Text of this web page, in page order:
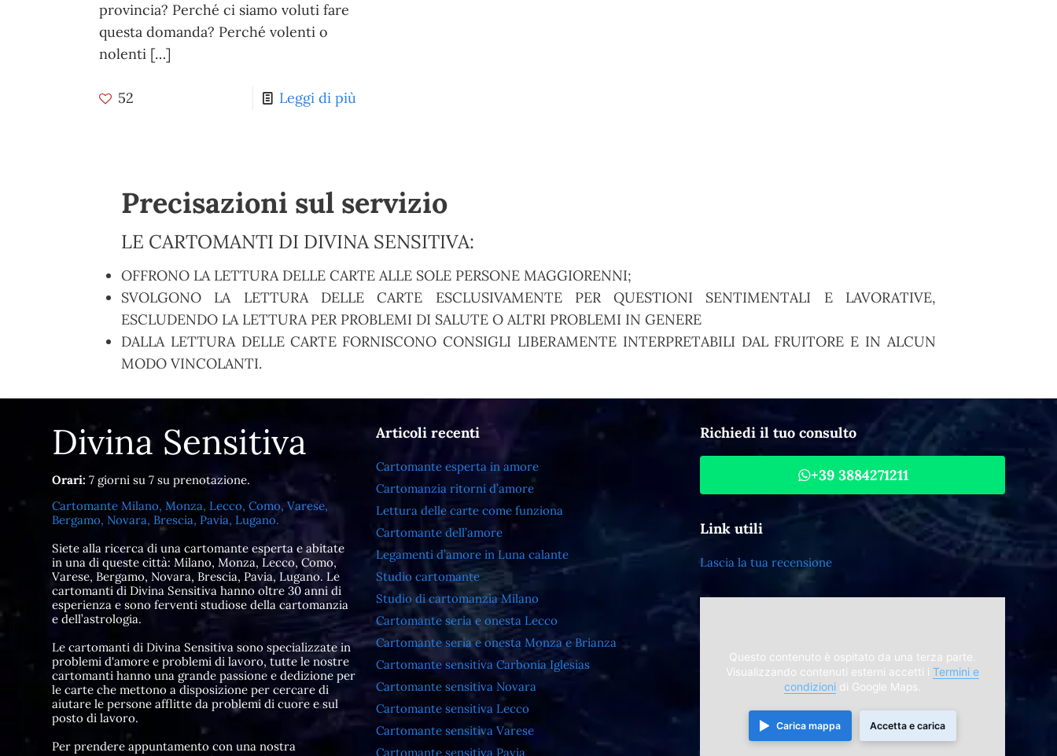
provincia? Perché ci siamo voluti fare
questa domanda? Perché volenti o
nolenti[…]
52 Leggi di più
Precisazioni sul servizio
LE CARTOMANTI DI DIVINA SENSITIVA:
OFFRONO LA LETTURA DELLE CARTE ALLE SOLE PERSONE MAGGIORENNI;
SVOLGONO LA LETTURA DELLE CARTE ESCLUSIVAMENTE PER QUESTIONI SENTIMENTALI E LAVORATIVE,
ESCLUDENDO LA LETTURA PER PROBLEMI DI SALUTE O ALTRI PROBLEMI IN GENERE
DALLA LETTURA DELLE CARTE FORNISCONO CONSIGLI LIBERAMENTE INTERPRETABILI DAL FRUITORE E IN ALCUN
MODO VINCOLANTI.
Divina Sensitiva
Orari: 7 giorni su 7 su prenotazione.
Cartomante Milano, Monza, Lecco, Como, Varese,
Bergamo, Novara, Brescia, Pavia, Lugano.
Siete alla ricerca di una cartomante esperta e abitate
in una di queste città: Milano, Monza, Lecco, Como,
Varese, Bergamo, Novara, Brescia, Pavia, Lugano. Le
cartomanti di Divina Sensitiva hanno oltre 30 anni di
esperienza e sono ferventi studiose della cartomanzia
e dell’astrologia.
Le cartomanti di Divina Sensitiva sono specializzate in
problemi d'amore e problemi di lavoro, tutte le nostre
cartomanti hanno una grande passione e dedizione per
le carte che mettono a disposizione per cercare di
aiutare le persone afflitte da problemi di cuore e sul
posto di lavoro.
Per prendere appuntamento con una nostra
Articoli recenti
Cartomante esperta in amore
Cartomanzia ritorni d’amore
Lettura delle carte come funziona
Cartomante dell’amore
Legamenti d’amore in Luna calante
Studio cartomante
Studio di cartomanzia Milano
Cartomante seria e onesta Lecco
Cartomante seria e onesta Monza e Brianza
Cartomante sensitiva Carbonia Iglesias
Cartomante sensitiva Novara
Cartomante sensitiva Lecco
Cartomante sensitiva Varese
Cartomante sensitiva Pavia
Richiedi il tuo consulto
+39 3884271211
Link utili
Lascia la tua recensione
Questo contenuto è ospitato da una terza parte.
Visualizzando contenuti esterni accetti iTermini e
condizioni di Google Maps.
Carica mappa Accetta e carica